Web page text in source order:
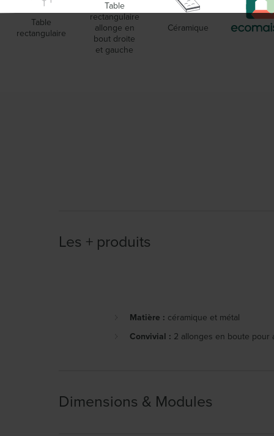
Table
rectangulaire
Table
rectangulaire
allonge en
bout droite
et gauche
Céramique
Les + produits
Matière : céramique et métal
Convivial : 2 allonges en boute pour
Dimensions & Modules